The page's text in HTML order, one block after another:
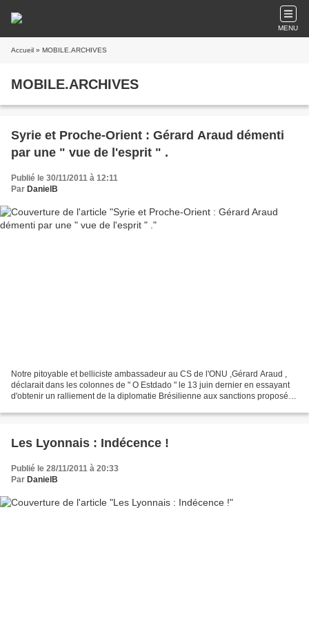
MENU
Accueil » MOBILE.ARCHIVES
MOBILE.ARCHIVES
Syrie et Proche-Orient : Gérard Araud démenti
par une " vue de l'esprit " .
Publié le 30/11/2011 à 12:11
Par DanielB
Notre pitoyable et belliciste ambassadeur au CS de l'ONU ,Gérard Araud ,
déclarait dans les colonnes de " O Estdado " le 13 juin dernier en essayant
d'obtenir un ralliement de la diplomatie Brésilienne aux sanctions proposées
Les Lyonnais : Indécence !
Publié le 28/11/2011 à 20:33
Par DanielB